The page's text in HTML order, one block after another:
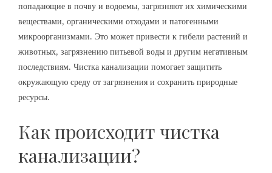
попадающие в почву и водоемы, загрязняют их химическими
веществами, органическими отходами и патогенными
микроорганизмами. Это может привести к гибели растений и
животных, загрязнению питьевой воды и другим негативным
последствиям. Чистка канализации помогает защитить
окружающую среду от загрязнения и сохранить природные
ресурсы.
Как происходит чистка
канализации?